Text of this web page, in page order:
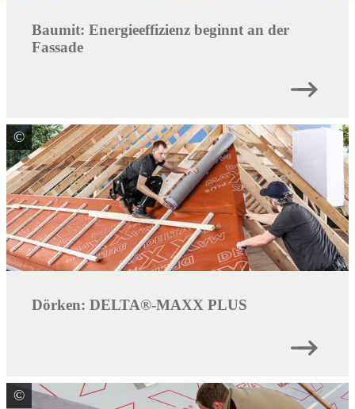
Baumit: Energieeffizienz beginnt an der
Fassade
© Dörken GmbH & Co. KG
Dörken: DELTA®-MAXX PLUS
© Dörken GmbH & Co. KG